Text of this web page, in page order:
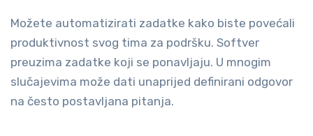
Možete automatizirati zadatke kako biste povećali
produktivnost svog tima za podršku. Softver
preuzima zadatke koji se ponavljaju. U mnogim
slučajevima može dati unaprijed definirani odgovor
na često postavljana pitanja.